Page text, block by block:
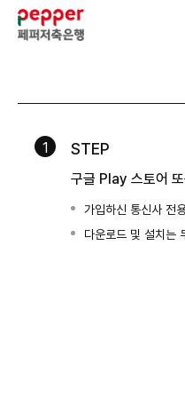
1 STEP
구글 Play 스토어
가입하신 통신사 전
다운로드 및 설치는